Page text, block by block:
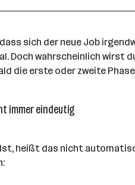
sich der neue Job
Doch wahrscheinlich wirst
die erste oder zweite
immer eindeutig
heißt das nicht